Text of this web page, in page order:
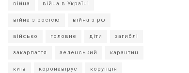
війна війна в Україні
війна з росією війна з рф
військо головне діти загиблі
закарпаття зеленський карантин
київ коронавірус корупція